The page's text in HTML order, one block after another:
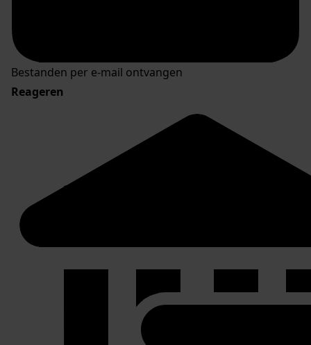
Bestanden per e-mail ontvangen
Reageren